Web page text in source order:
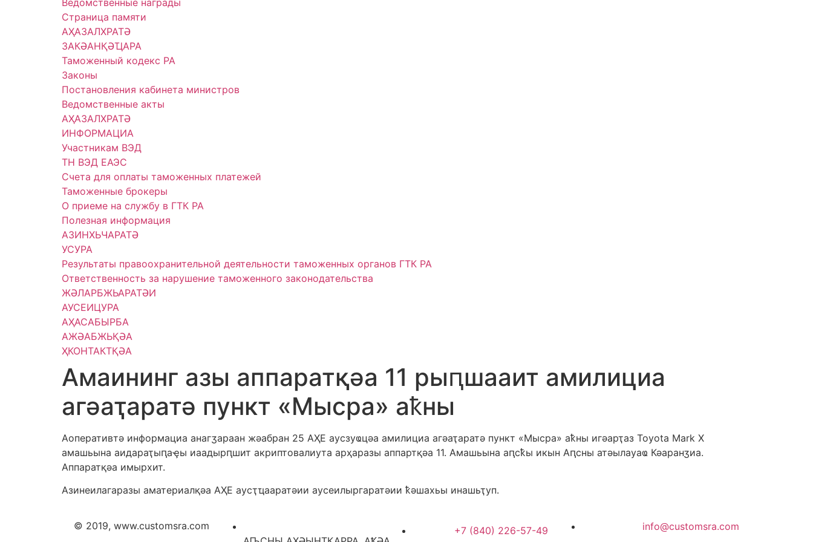
Ведомственные награды
Страница памяти
АҲАЗАЛХРАТӘ
ЗАКӘАНҚӘҴАРА
Таможенный кодекс РА
Законы
Постановления кабинета министров
Ведомственные акты
АҲАЗАЛХРАТӘ
ИНФОРМАЦИА
Участникам ВЭД
ТН ВЭД ЕАЭС
Счета для оплаты таможенных платежей
Таможенные брокеры
О приеме на службу в ГТК РА
Полезная информация
АЗИНХЬЧАРАТӘ
УСУРА
Результаты правоохранительной деятельности таможенных органов ГТК РА
Ответственность за нарушение таможенного законодательства
ЖӘЛАРБЖЬАРАТӘИ
АУСЕИЦУРА
АҲАСАБЫРБА
АЖӘАБЖЬҚӘА
ҲКОНТАКТҚӘА
Амаининг азы аппаратқәа 11 рыԥшааит амилициа
агәаҭаратә пункт «Мысра» аҟны
Аоперативтә информациа анагӡараан жәабран 25 АҲЕ аусзуҩцәа амилициа агәаҭаратә пункт «Мысра» аҟны игәарҭаз Toyota Mark X
амашьына аидараҭыԥаҿы иаадырԥшит акриптовалиута арҳаразы аппартқәа 11. Амашьына аԥсҟы икын Аԥсны атәылауаҩ Кәаранӡиа.
Аппаратқәа имырхит.
Азинеилагаразы аматериалқәа АҲЕ аусҭҵааратәии аусеилыргаратәии ҟәшахьы инашьҭуп.
© 2019, www.customsra.com
+7 (840) 226-57-49 info@customsra.com